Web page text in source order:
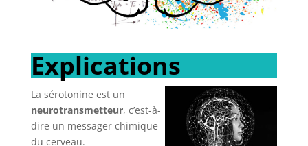
Explications
La sérotonine est un
neurotransmetteur, c’est-à-
dire un messager chimique
du cerveau.